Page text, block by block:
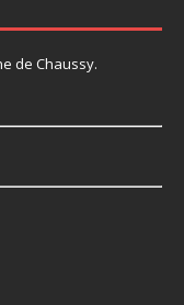
de Chaussy.